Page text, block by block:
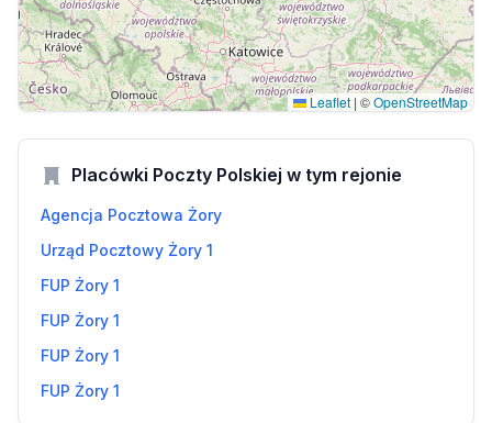
Leaflet | ©OpenStreetMap
Placówki Poczty Polskiej w tym rejonie
Agencja Pocztowa Żory
Urząd Pocztowy Żory 1
FUP Żory 1
FUP Żory 1
FUP Żory 1
FUP Żory 1